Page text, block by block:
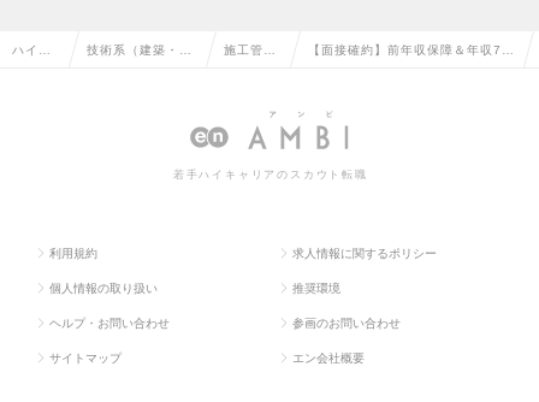
ハイク 技術系（建築・設 施工管理
の転職
【面接確約】前年収保障＆年収70
戦を」の求人情報
若手ハイキャリアのスカウト転職
利用規約 求人情報に関するポリシー
個人情報の取り扱い 推奨環境
ヘルプ・お問い合わせ 参画のお問い合わせ
サイトマップ エン会社概要